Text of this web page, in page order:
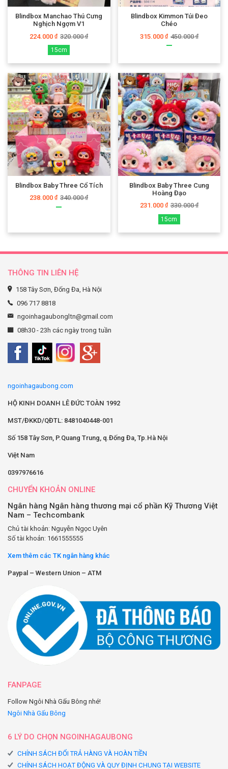
Blindbox Manchao Thú Cưng
Nghịch Ngợm V1
224.000₫ 320.000₫
15cm
Blindbox Kimmon Túi Đeo
Chéo
315.000 ₫ 450.000₫
Blindbox Baby Three Cổ Tích
238.000₫ 340.000₫
Blindbox Baby Three Cung
Hoàng Đạo
231.000 ₫ 330.000₫
15cm
THÔNG TIN LIÊN HỆ
158 Tây Sơn, Đống Đa, Hà Nội
096 717 8818
ngoinhagaubongltn@gmail.com
08h30 - 23h các ngày trong tuần
ngoinhagaubong.com
HỘ KINH DOANH LÊ ĐỨC TOÀN 1992
MST/ĐKKD/QĐTL: 8481040448-001
Số 158 Tây Sơn, P.Quang Trung, q.Đống Đa, Tp.Hà Nội
Việt Nam
0397976616
CHUYỂN KHOẢN ONLINE
Ngân hàng Ngân hàng thương mại cổ phần Kỹ Thương Việt
Nam – Techcombank
Chủ tài khoản: Nguyễn Ngọc Uyên
Số tài khoản: 1661555555
Xem thêm các TK ngân hàng khác
Paypal – Western Union – ATM
FANPAGE
Follow Ngôi Nhà Gấu Bông nhé!
Ngôi Nhà Gấu Bông
6 LÝ DO CHỌN NGOINHAGAUBONG
CHÍNH SÁCH ĐỔI TRẢ HÀNG VÀ HOÀN TIỀN
CHÍNH SÁCH HOẠT ĐỘNG VÀ QUY ĐỊNH CHUNG TẠI WEBSITE